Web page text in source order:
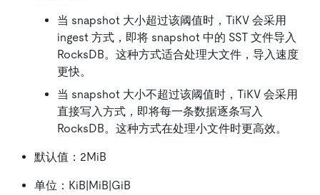
当 snapshot 大小超过该阈值时，TiKV 会采用
ingest 方式，即将 snapshot 中的 SST 文件导入
RocksDB。这种方式适合处理大文件，导入速度
更快。
当 snapshot 大小不超过该阈值时，TiKV 会采用
直接写入方式，即将每一条数据逐条写入
RocksDB。这种方式在处理小文件时更高效。
默认值：2MiB
单位：KiB|MiB|GiB